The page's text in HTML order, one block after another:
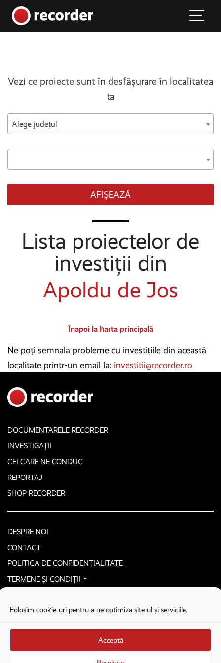
Folosim cookie-uri pentru a ne optimiza site-ul și serviciile.
Acceptă
Main Navigation
Vezi ce proiecte sunt în desfășurare în localitatea
ta
Alege județul
AFIȘEAZĂ
Lista proiectelor de
investiții din
Apoldu de Jos
Înapoi la harta principală
Ne poți semnala probleme cu investițiile din această
localitate printr-un email la: investitii@recorder.ro
DOCUMENTARELE RECORDER
INVESTIGAȚII
CEI CARE NE CONDUC
REPORTAJ
SHOP RECORDER
DESPRE NOI
CONTACT
POLITICA DE CONFIDENȚIALITATE
TERMENE ȘI CONDIȚII
Stega creative
Brandul Recorder e operat de Asociația Recorder Community, sub licența SC